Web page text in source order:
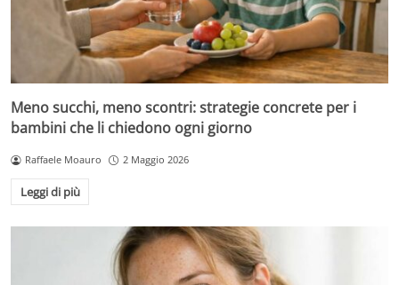
Meno succhi, meno scontri: strategie concrete per i
bambini che li chiedono ogni giorno
Raffaele Moauro 2 Maggio 2026
Leggi di più